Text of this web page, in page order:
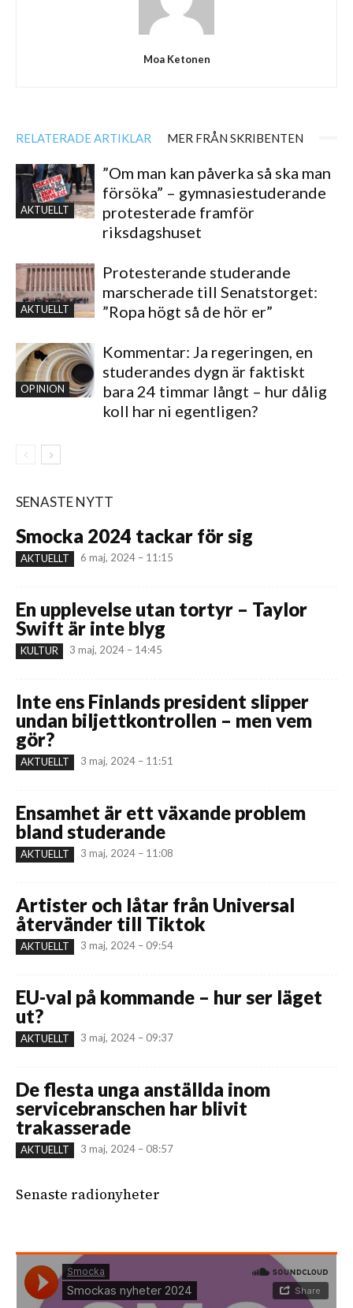
Moa Ketonen
RELATERADE ARTIKLAR MER FRÅN SKRIBENTEN
AKTUELLT
”Om man kan påverka så ska man
försöka” – gymnasiestuderande
protesterade framför
riksdagshuset
AKTUELLT
Protesterande studerande
marscherade till Senatstorget:
”Ropa högt så de hör er”
OPINION
Kommentar: Ja regeringen, en
studerandes dygn är faktiskt
bara 24 timmar långt – hur dålig
koll har ni egentligen?
SENASTE NYTT
Smocka 2024 tackar för sig
AKTUELLT 6 maj, 2024 – 11:15
En upplevelse utan tortyr – Taylor
Swift är inte blyg
KULTUR 3 maj, 2024 – 14:45
Inte ens Finlands president slipper
undan biljettkontrollen – men vem
gör?
AKTUELLT 3 maj, 2024 – 11:51
Ensamhet är ett växande problem
bland studerande
AKTUELLT 3 maj, 2024 – 11:08
Artister och låtar från Universal
återvänder till Tiktok
AKTUELLT 3 maj, 2024 – 09:54
EU-val på kommande – hur ser läget
ut?
AKTUELLT 3 maj, 2024 – 09:37
De flesta unga anställda inom
servicebranschen har blivit
trakasserade
AKTUELLT 3 maj, 2024 – 08:57
Senaste radionyheter